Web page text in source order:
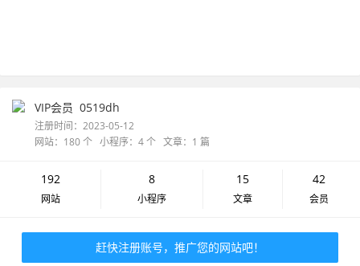
VIP会员 0519dh
注册时间：2023-05-12
网站：180 个 小程序：4 个 文章：1 篇
192
网站
8
小程序
15
文章
42
会员
赶快注册账号，推广您的网站吧！